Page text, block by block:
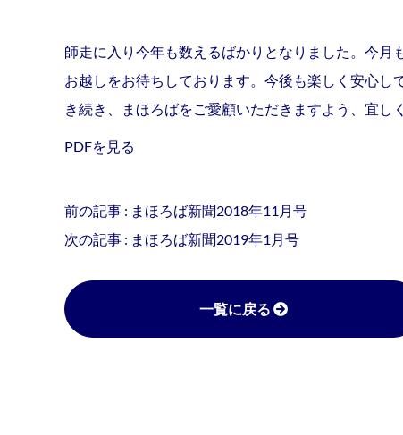
師走に入り今年も数えるばかりとなりました。今
お越しをお待ちしております。今後も楽しく安心
き続き、まほろばをご愛顧いただきますよう、宜し
PDFを見る
前の記事 : まほろば新聞2018年11月号
次の記事 : まほろば新聞2019年1月号
一覧に戻る